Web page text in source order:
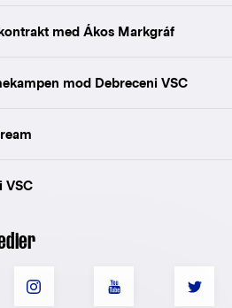
med Ákos Markgráf
mod Debreceni VSC
VSC